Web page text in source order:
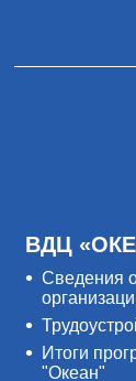
ВДЦ
Сведения
Итоги
"Океан"